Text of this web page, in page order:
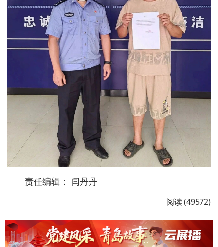
责任编辑： 闫丹丹
阅读 (49572)